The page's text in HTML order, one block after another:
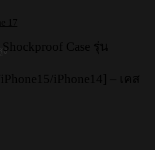
ง
17
Case รุ่น
iPhone14] – เคส